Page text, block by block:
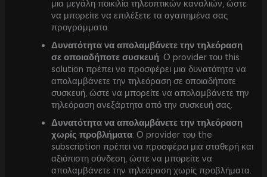
μια μεγάλη ποικιλία τηλεοπτικών καναλιών, ώστε
να μπορείτε να επιλέξετε τα αγαπημένα σας
προγράμματα.
Δυνατότητα να απολαμβάνετε την τηλεόραση
σε οποιαδήποτε συσκευή: Ο provider του this
solution πρέπει να προσφέρει μια δυνατότητα να
απολαμβάνετε την τηλεόραση σε οποιαδήποτε
συσκευή, ώστε να μπορείτε να απολαμβάνετε την
τηλεόραση ανεξάρτητα από την συσκευή σας.
Δυνατότητα να απολαμβάνετε την τηλεόραση
χωρίς προβλήματα: Ο provider του the
subscription πρέπει να προσφέρει μια σταθερή και
αξιόπιστη σύνδεση, ώστε να μπορείτε να
απολαμβάνετε την τηλεόραση χωρίς προβλήματα.